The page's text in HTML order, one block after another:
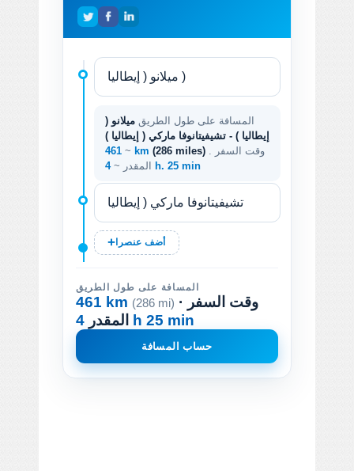
المسافة على طول الطريق ميلانو (
إيطاليا ) - تشيفيتانوفا ماركي ( إيطاليا )
~ 461 km (286 miles)
المقدر ~ 4 h. 25 min
أضف عنصرا
المسافة على طول الطريق
461 km (286 mi) · وقت السفر
المقدر 4 h 25 min
حساب المسافة